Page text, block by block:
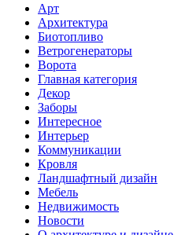
Арт
Архитектура
Биотопливо
Ветрогенераторы
Ворота
Главная категория
Декор
Заборы
Интересное
Интерьер
Коммуникации
Кровля
Ландшафтный дизайн
Мебель
Недвижимость
Новости